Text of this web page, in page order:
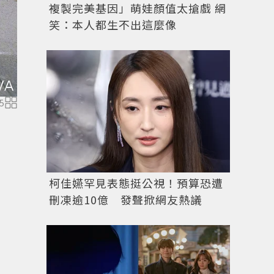
5 圖／微博
複製完美基因」萌娃顏值太搶戲 網
笑：本人都生不出這麼像
柯佳嬿罕見表態挺公視！預算恐遭
刪凍逾10億 發聲掀網友熱議